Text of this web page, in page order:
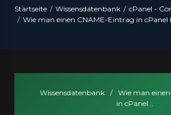
Startseite Wissensdatenbank
cPanel -
Wie man einen CNAME-Eintrag in
Wissensdatenbank / Wie man
in cPanel...